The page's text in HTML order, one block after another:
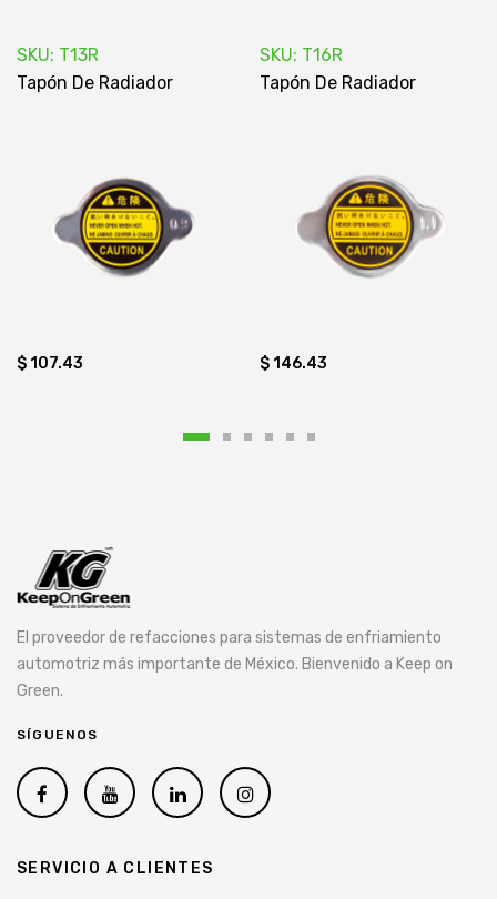
SKU: T13R
Tapón De Radiador
$ 107.43
SKU: T16R
Tapón De Radiador
$ 146.43
El proveedor de refacciones para sistemas de enfriamiento
automotriz más importante de México. Bienvenido a Keep on
Green.
SÍGUENOS
SERVICIO A CLIENTES